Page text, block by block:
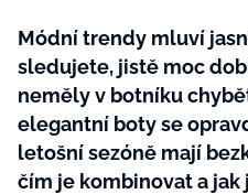
Módní trendy mluví
sledujete, jistě moc
neměly v botníku
elegantní boty se
letošní sezóně mají
čím je kombinovat a